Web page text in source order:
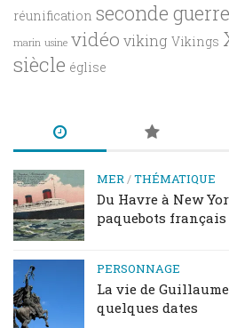
réunification seconde
marin usine vidéo viking Vikings
siècle église
MER/THÉMATIQUE
Du Havre à New
paquebots français
PERSONNAGE
La vie de
quelques dates